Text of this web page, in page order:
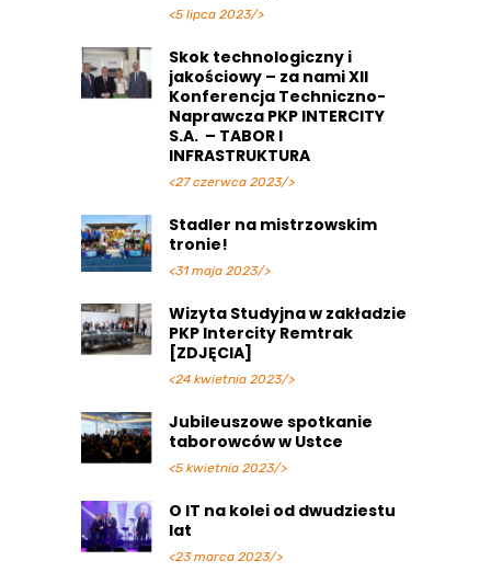
<5 lipca 2023/>
Skok technologiczny i
jakościowy – za nami XII
Konferencja Techniczno-
Naprawcza PKP INTERCITY
S.A. – TABOR I
INFRASTRUKTURA
<27 czerwca 2023/>
Stadler na mistrzowskim
tronie!
<31 maja 2023/>
Wizyta Studyjna w zakładzie
PKP Intercity Remtrak
[ZDJĘCIA]
<24 kwietnia 2023/>
Jubileuszowe spotkanie
taborowców w Ustce
<5 kwietnia 2023/>
O IT na kolei od dwudziestu
lat
<23 marca 2023/>